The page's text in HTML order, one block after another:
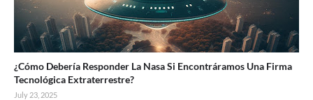
¿Cómo Debería Responder La Nasa Si Encontráramos Una Firma
Tecnológica Extraterrestre?
July 23, 2025